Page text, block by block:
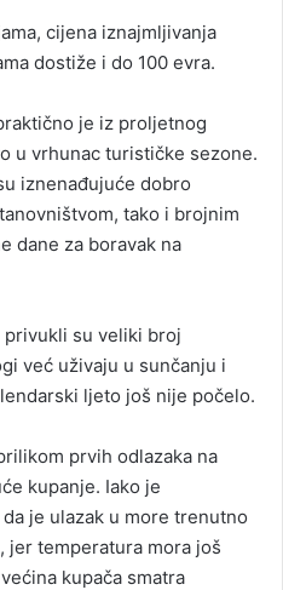
cijena iznajmljivanja
dostiže i do 100 evra.
je iz proljetnog
u vrhunac turističke sezone.
iznenađujuće dobro
tako i brojnim
dane za boravak na
su veliki broj
već uživaju u sunčanju i
ljeto još nije počelo.
prvih odlazaka na
kupanje. Iako je
je ulazak u more trenutno
jer temperatura mora još
kupača smatra